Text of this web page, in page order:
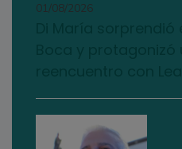
01/08/2026